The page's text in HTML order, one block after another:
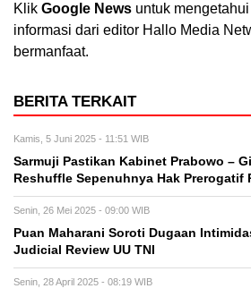
Klik Google News untuk
informasi dari editor Hallo Media
bermanfaat.
BERITA TERKAIT
Kamis, 5 Juni 2025 - 11:51 WIB
Sarmuji Pastikan Kabinet Prabowo –
Reshuffle Sepenuhnya Hak Prerogatif
Senin, 26 Mei 2025 - 09:00 WIB
Puan Maharani Soroti Dugaan
Judicial Review UU TNI
Senin, 28 April 2025 - 08:19 WIB